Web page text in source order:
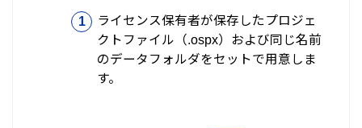
ライセンス保有者が保存したプロジェ
クトファイル（.ospx）および同じ名前
のデータフォルダをセットで用意しま
す。